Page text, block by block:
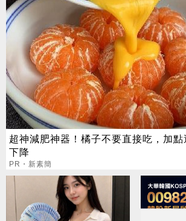
超神減肥神器！橘子不要直接吃，加
下降
PR・新素簡